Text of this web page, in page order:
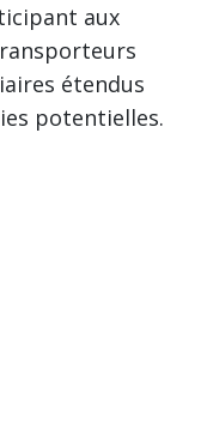
aux
étendus
potentielles.